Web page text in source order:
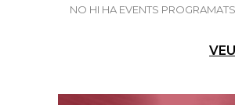
NO HI HA EVENTS PROGRAMATS